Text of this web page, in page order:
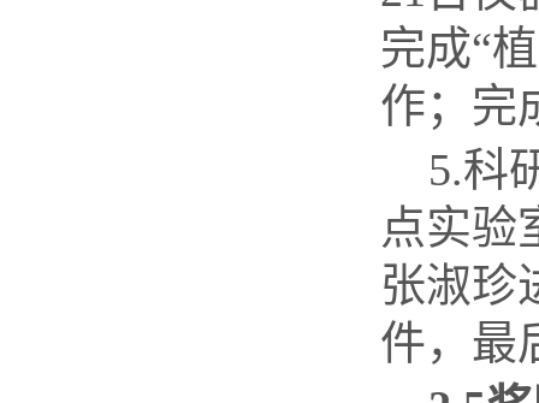
完成“
作；完
5.科
点实验
张淑珍
件，最